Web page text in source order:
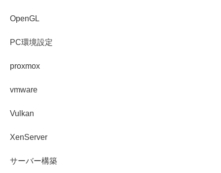
OpenGL
PC環境設定
proxmox
vmware
Vulkan
XenServer
サーバー構築